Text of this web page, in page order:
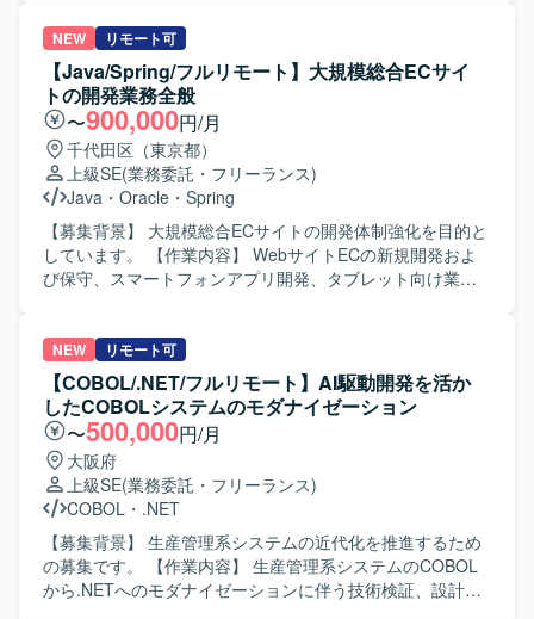
のガイドライン策定を支援いただきます。BFFアーキテク
チャの設計方針および責務整理、BFF開発ガイドラインの
作成、マルチチャネルを考慮したフロント／BFFガイドラ
インの策定を行います。各業務アプリケーションチームが
共通方針のもとで開発できる状態を目指し、責務定義、構
成方針、設計原則を整理して提案可能な成果物に取りまと
めます。 【求める人物像】 主体的に論点を整理し、提案を
行える方を求めています。曖昧な状況でも仮説を立てなが
ら検討を進め、積極的な議論を通じてチームを前に進めら
れる方を歓迎します。 【ポジションの魅力】 大規模な企業
管理システム刷新において、フロントエンドおよびBFFア
に関与できます。 【開発環境】 BFF（Backend For
Frontend）
NEW リモート可
【Java/Spring/フルリモート】大規模総合ECサイ
トの開発業務全般
〜900,000円/月
千代田区（東京都）
上級SE(業務委託・フリーランス)
Java ・ Oracle ・ Spring
【募集背景】 大規模総合ECサイトの開発体制強化を目的と
しています。 【作業内容】 WebサイトECの新規開発およ
び保守、スマートフォンアプリ開発、タブレット向け業務
各種テストを担当します。 【求める人物像】 最新技術やア
ーキテクチャを活用したスピード感のある開発に意欲的な
方を求めています。 【ポジションの魅力】 大規模ECサイ
トを最新テクノロジーで成長させる開発を経験できます。
技術力を磨けるプロジェクトです。 【開発環境】 Webシス
テムではJava、Springなどの各種フレームワークを使用し
ます。ネイティブアプリではObjective-C、Java、C#を使用
します。データベースはOracle、Redis、Hbase、Solr、
MariaDBなどを使用し、インフラ基盤はOpenStackです。
NEW リモート可
【COBOL/.NET/フルリモート】AI駆動開発を活か
したCOBOLシステムのモダナイゼーション
〜500,000円/月
大阪府
上級SE(業務委託・フリーランス)
COBOL ・ .NET
【募集背景】 生産管理系システムの近代化を推進するため
の募集です。 【作業内容】 生産管理系システムのCOBOL
から.NETへのモダナイゼーションに伴う技術検証、設計、